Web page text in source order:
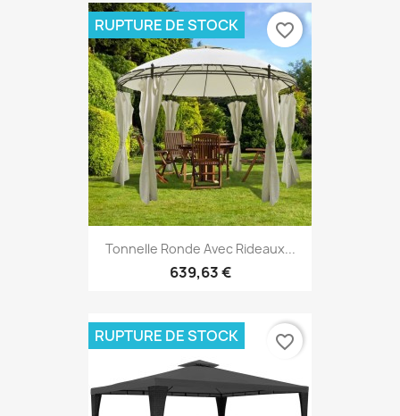
Tonnelle Ronde Avec Rideaux...
639,63 €
RUPTURE DE STOCK favorite_border
RUPTURE DE STOCK favorite_border